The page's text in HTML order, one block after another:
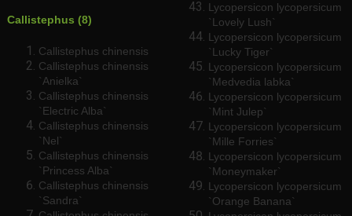
Callistephus (8)
Callistephus chinensis
Callistephus chinensis
`Anielka`
Callistephus chinensis
`Electric Alba`
Callistephus chinensis
`Nel`
Callistephus chinensis
`Princess Alba`
Callistephus chinensis
`Sandra`
Lycopersicon lycopersicum
`Lovely Lush`
Lycopersicon lycopersicum
`Lucky Tiger`
Lycopersicon lycopersicum
`Medvedia labka`
Lycopersicon lycopersicum
`Mint Julep`
Lycopersicon lycopersicum
`Mille Forries`
Lycopersicon lycopersicum
`Moneymaker`
Lycopersicon lycopersicum
`Orange Banana`